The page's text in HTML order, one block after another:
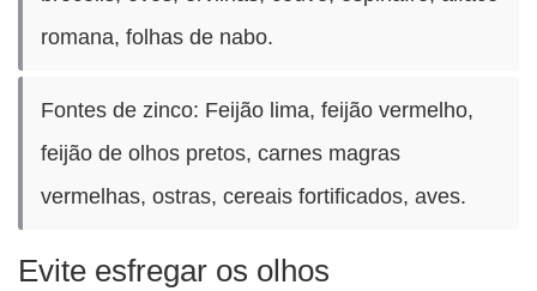
romana, folhas de nabo.
Fontes de zinco: Feijão lima, feijão vermelho,
feijão de olhos pretos, carnes magras
vermelhas, ostras, cereais fortificados, aves.
Evite esfregar os olhos